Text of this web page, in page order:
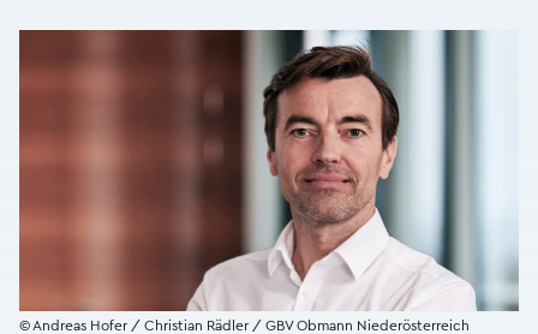
© Andreas Hofer / Christian Rädler / GBV Obmann Niederösterreich